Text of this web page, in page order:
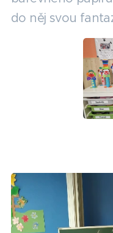
do něj svou